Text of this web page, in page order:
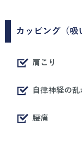
カッピング（吸
肩こり
自律神経の乱
腰痛